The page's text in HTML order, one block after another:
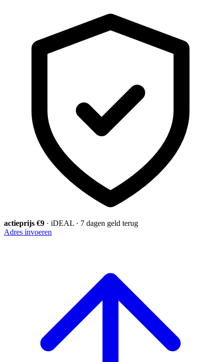
actieprijs €9 · iDEAL · 7 dagen geld terug
Adres invoeren